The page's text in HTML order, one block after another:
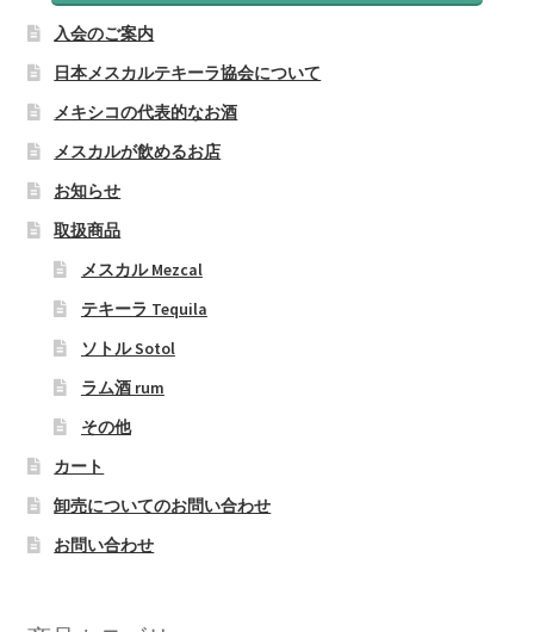
入会のご案内
日本メスカルテキーラ協会について
メキシコの代表的なお酒
メスカルが飲めるお店
お知らせ
取扱商品
メスカル Mezcal
テキーラ Tequila
ソトル Sotol
ラム酒 rum
その他
カート
卸売についてのお問い合わせ
お問い合わせ